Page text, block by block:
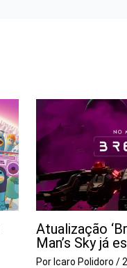
Atualização
Man’s Sky já
Por Icaro Polidoro/